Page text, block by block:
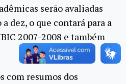
serão avaliadas
dez, o que contará para a
2007-2008 e também
com resumos dos